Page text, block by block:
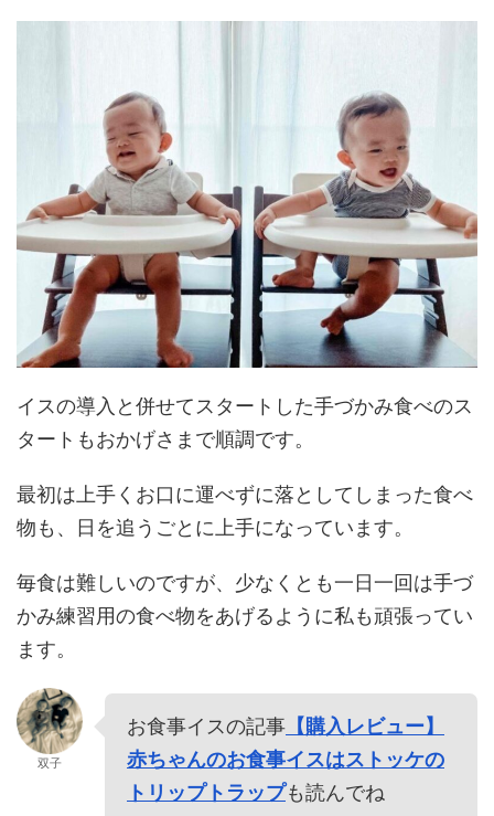
イスの導入と併せてスタートした手づかみ食べのス
タートもおかげさまで順調です。
最初は上手くお口に運べずに落としてしまった食べ
物も、日を追うごとに上手になっています。
毎食は難しいのですが、少なくとも一日一回は手づ
かみ練習用の食べ物をあげるように私も頑張ってい
ます。
双子
お食事イスの記事 【購入レビュー】
赤ちゃんのお食事イスはストッケの
トリップトラップも読んでね